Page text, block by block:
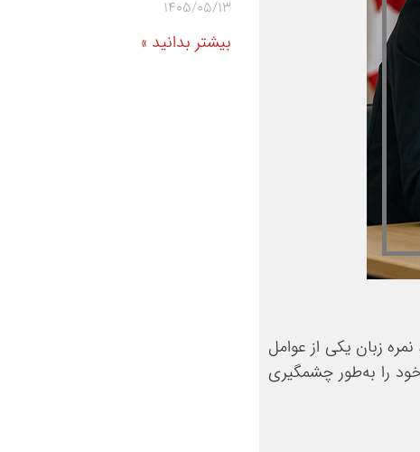
زبان یکی از عوامل
را به‌طور چشمگیری
1405/05/13
بیشتر بدانید »